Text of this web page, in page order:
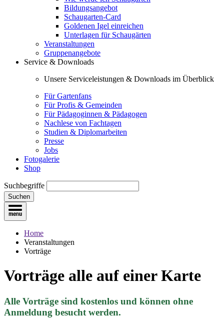
Bildungsangebot
Schaugarten-Card
Goldenen Igel einreichen
Unterlagen für Schaugärten
Veranstaltungen
Gruppenangebote
Service & Downloads
Unsere Serviceleistungen & Downloads im Überblick
Für Gartenfans
Für Profis & Gemeinden
Für Pädagoginnen & Pädagogen
Nachlese von Fachtagen
Studien & Diplomarbeiten
Presse
Jobs
Fotogalerie
Shop
Suchbegriffe
Suchen
Home
Veranstaltungen
Vorträge
Vorträge alle auf einer Karte
Alle Vorträge sind kostenlos und können ohne
Anmeldung besucht werden.